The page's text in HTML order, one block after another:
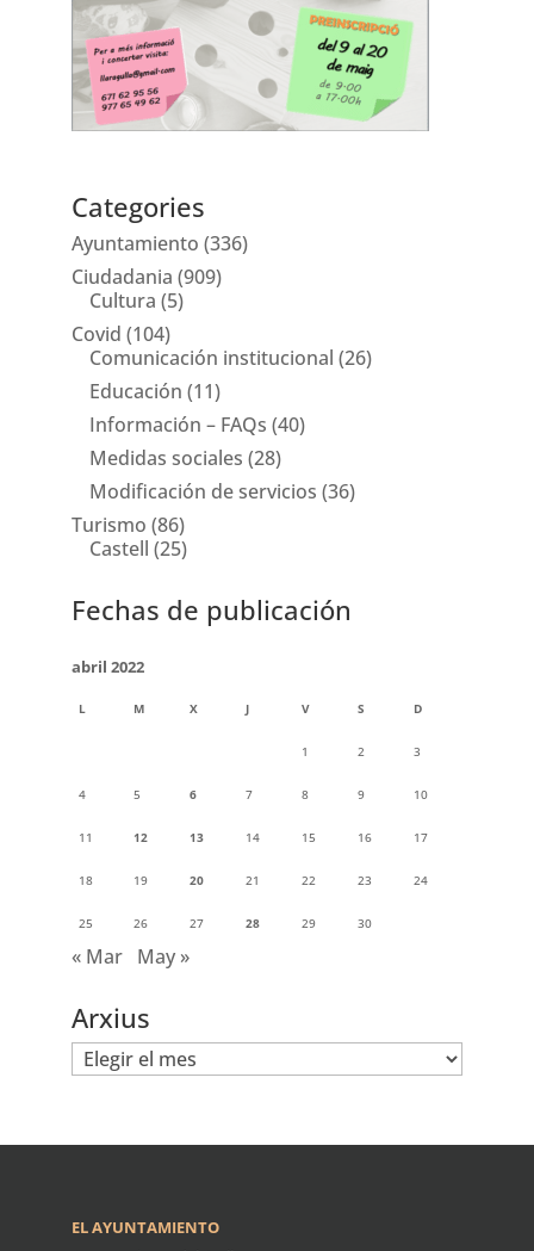
Categories
Ayuntamiento (336)
Ciudadania (909)
Cultura (5)
Covid (104)
Comunicación institucional (26)
Educación (11)
Información – FAQs (40)
Medidas sociales (28)
Modificación de servicios (36)
Turismo (86)
Castell (25)
Fechas de publicación
abril 2022
L M X J V S D
1 2 3
4 5 6 7 8 9 10
11 12 13 14 15 16 17
18 19 20 21 22 23 24
25 26 27 28 29 30
« Mar May »
Arxius
Arxius
EL AYUNTAMIENTO